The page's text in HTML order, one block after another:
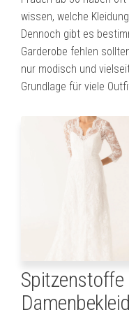
wissen, welche
Dennoch gibt es
Garderobe fehlen
nur modisch und
Grundlage für viele
Spitzenstoffe